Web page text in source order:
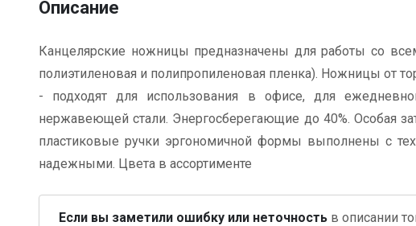
Описание
Канцелярские ножницы предназначены для работы со
полиэтиленовая и полипропиленовая пленка). Ножницы от
- подходят для использования в офисе, для
нержавеющей стали. Энергосберегающие до 40%. Особая
пластиковые ручки эргономичной формы выполнены с
надежными. Цвета в ассортименте
Если вы заметили ошибку или неточность в описании